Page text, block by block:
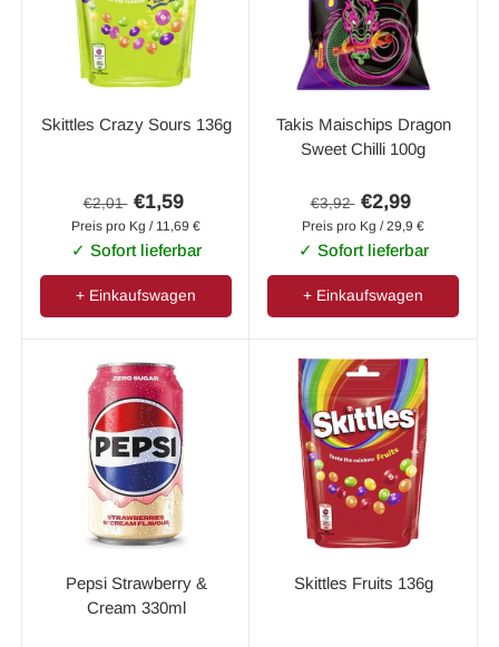
Skittles Crazy Sours 136g
€2,01 €1,59
Preis pro Kg / 11,69 €
✓ Sofort lieferbar
+ Einkaufswagen
Takis Maischips Dragon
Sweet Chilli 100g
€3,92 €2,99
Preis pro Kg / 29,9 €
✓ Sofort lieferbar
+ Einkaufswagen
Pepsi Strawberry &
Cream 330ml
Skittles Fruits 136g